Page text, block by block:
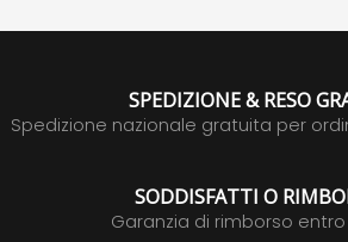
SPEDIZIONE & RESO
Spedizione nazionale gratuita per
SODDISFATTI O
Garanzia di rimborso entro